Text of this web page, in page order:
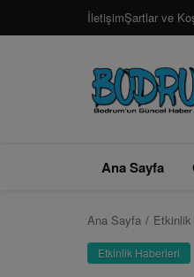
İletişimŞartlar ve
Ana Sayfa
Ana Sayfa Etkinlik
Etkinlik Haberleri